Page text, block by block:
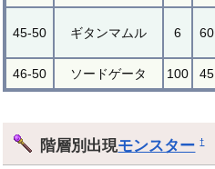
45-50 ギタンマムル 6 60
46-50 ソードゲータ 100 45
階層別出現モンスター †